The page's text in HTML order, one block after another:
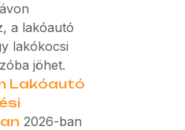
a lakóautó
lakókocsi
jöhet.
Lakóautó
2026-ban